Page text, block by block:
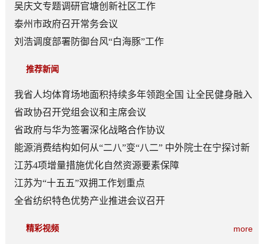
吴庆文专题调研官塘创新社区工作
泰州市政府召开常务会议
刘浩调度部署防御台风“白海豚”工作
推荐新闻
我省人均体育场地面积持续多年领跑全国 让全民健身融入
日常成为风尚
省政协召开党组会议和主席会议
省政府与华为签署深化战略合作协议
能源消费结构如何从“二八”变“八二” 中外院士在宁探讨新
型能源体系建设
江苏4项增量措施优化自然资源要素保障
江苏为“十五五”双拥工作划重点
全省纺织特色优势产业推进会议召开
more
精彩视频